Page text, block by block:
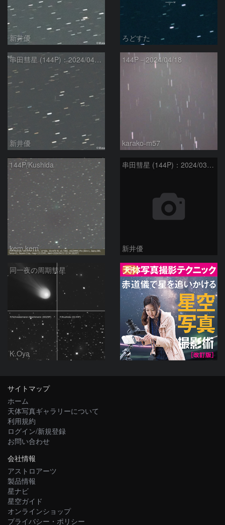
新井優 ろどすた
串田彗星 (144P)：2024/04/25
新井優
144P－2024/04/18
karako-m57
144P/Kushida
kem.kem
串田彗星 (144P)：2024/03/27
新井優
同一夜の周期彗星
K.Oya
PR
サイトマップ
ホーム
天体写真ギャラリーについて
利用規約
ログイン/新規登録
お問い合わせ
会社情報
アストロアーツ
製品情報
星ナビ
星空ガイド
オンラインショップ
プライバシー・ポリシー